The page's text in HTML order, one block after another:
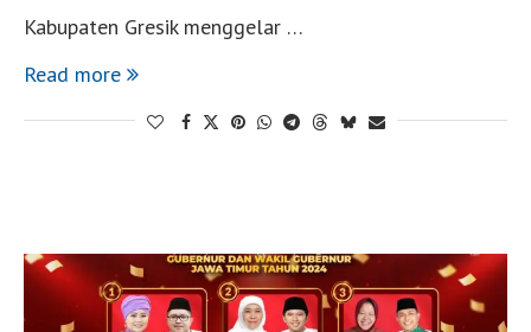
Kabupaten Gresik menggelar …
Read more